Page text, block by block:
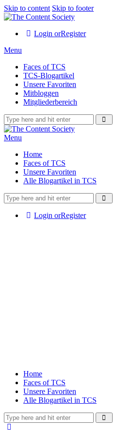
Skip to content Skip to footer
Login orRegister
Menu
Faces of TCS
TCS-Blogartikel
Unsere Favoriten
Mitbloggen
Mitgliederbereich
Menu
Home
Faces of TCS
Unsere Favoriten
Alle Blogartikel in TCS
Login orRegister
Home
Faces of TCS
Unsere Favoriten
Alle Blogartikel in TCS